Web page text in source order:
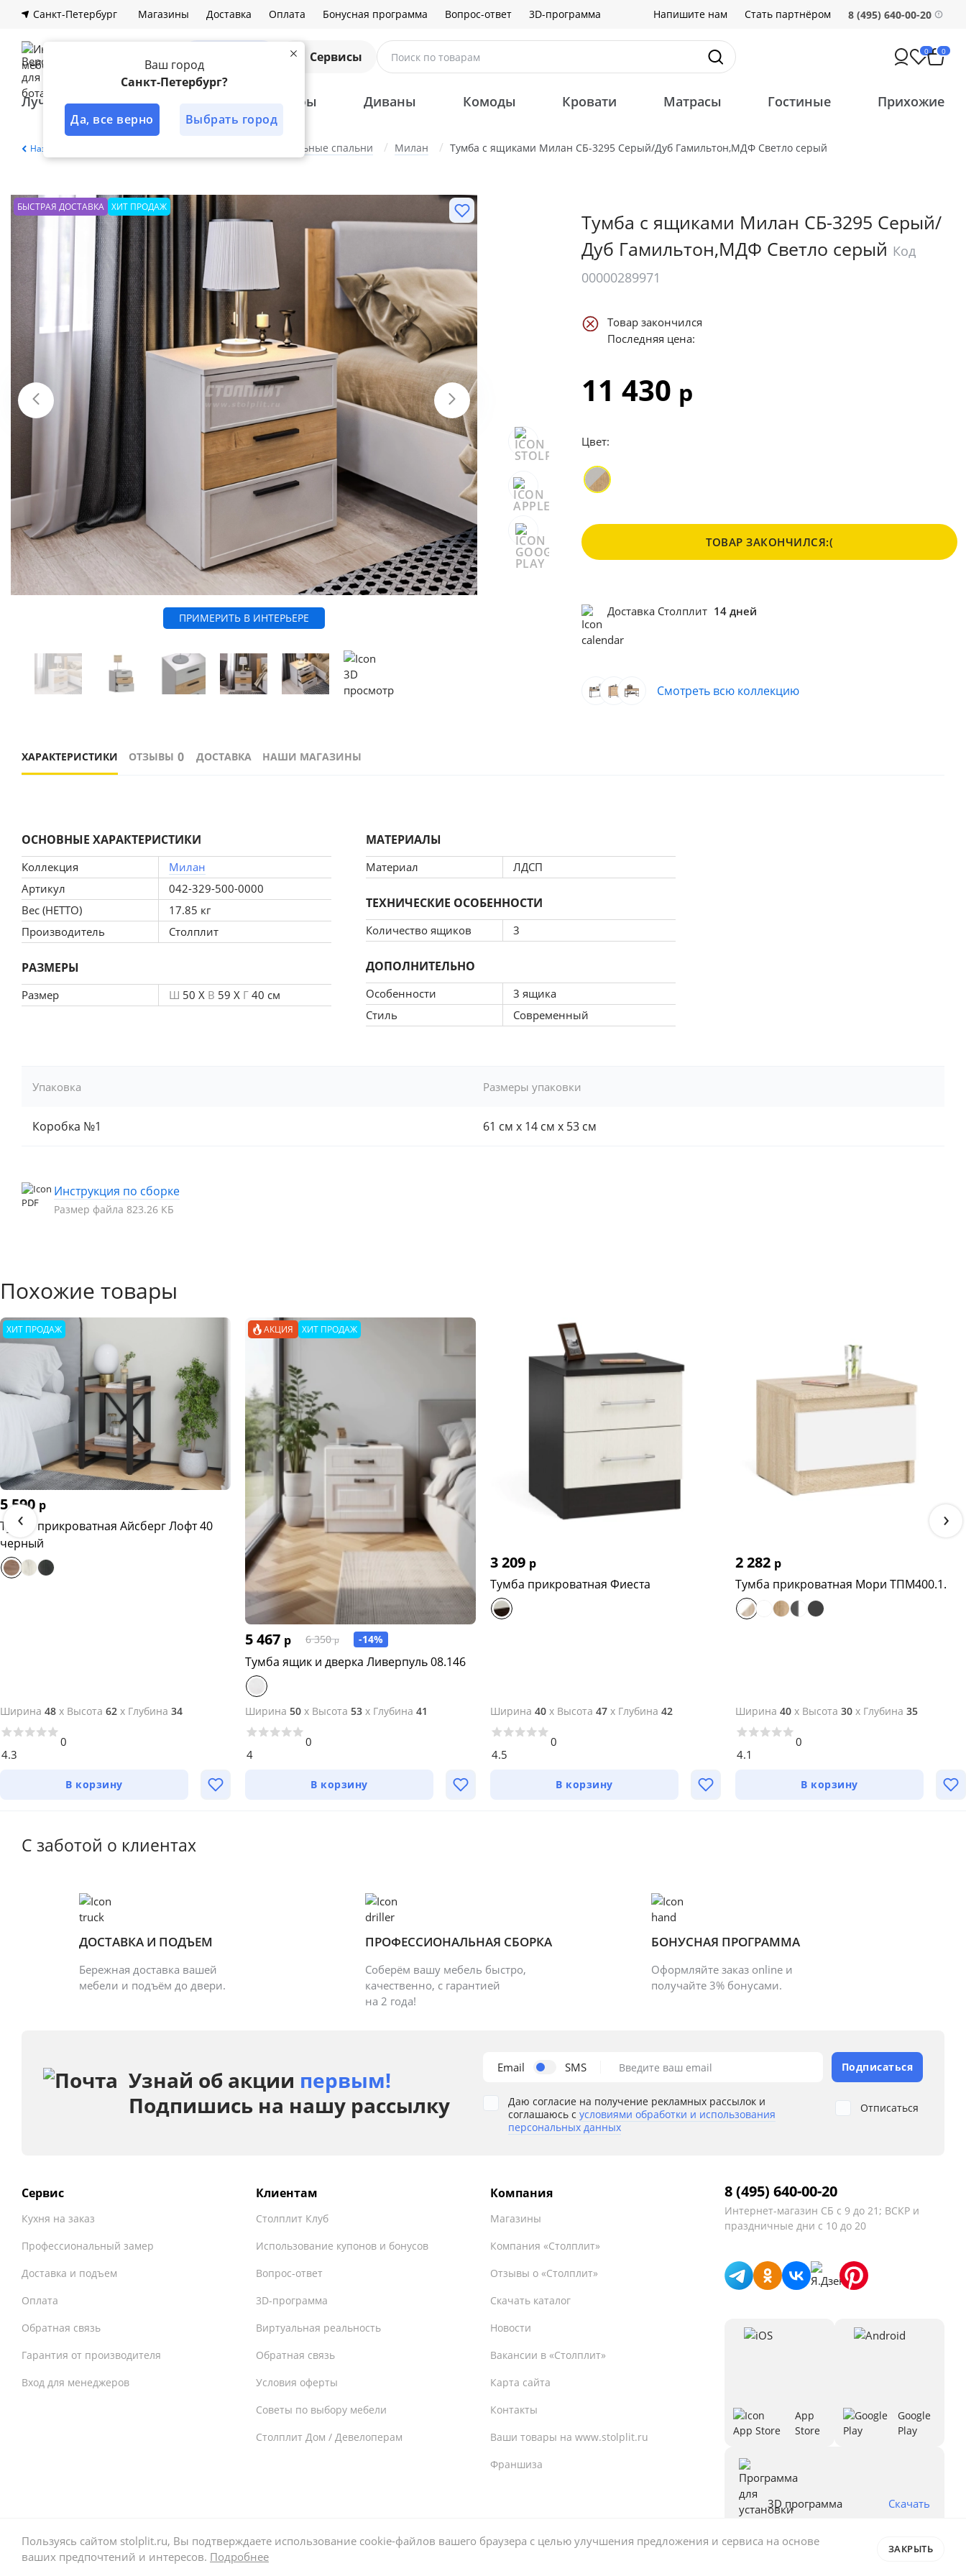
Пользуясь сайтом stolplit.ru, Вы подтверждаете использование cookie-файлов вашего браузера с целью улучшения предложения и сервиса на основе
ваших предпочтений и интересов. Подробнее
ЗАКРЫТЬ
Ваш город
Санкт-Петербург?
Да, все верно Выбрать город
Санкт-Петербург Магазины Доставка Оплата Бонусная программа Вопрос-ответ 3D-программа Напишите нам Стать партнёром 8 (495) 640-00-20
Сервисы Поиск по товарам 0 0
Лучшее решение Шкафы Диваны Комоды Кровати Матрасы Гостиные Прихожие
Назад Модульные cпальни Милан Тумба с ящиками Милан СБ-3295 Серый/Дуб Гамильтон,МДФ Светло серый
БЫСТРАЯ ДОСТАВКА ХИТ ПРОДАЖ
ПРИМЕРИТЬ В ИНТЕРЬЕРЕ
Тумба с ящиками Милан СБ-3295 Серый/
Дуб Гамильтон,МДФ Светло серый Код
00000289971
Товар закончился
Последняя цена:
11 430 р
Цвет:
ТОВАР ЗАКОНЧИЛСЯ:(
Доставка Столплит 14 дней
Смотреть всю коллекцию
ХАРАКТЕРИСТИКИ ОТЗЫВЫ 0 ДОСТАВКА НАШИ МАГАЗИНЫ
ОСНОВНЫЕ ХАРАКТЕРИСТИКИ
Коллекция
Милан
Артикул
042-329-500-0000
Вес (НЕТТО)
17.85 кг
Производитель
Столплит
РАЗМЕРЫ
Размер Ш 50 X В 59 X Г 40 см
МАТЕРИАЛЫ
Материал ЛДСП
ТЕХНИЧЕСКИЕ ОСОБЕННОСТИ
Количество ящиков 3
ДОПОЛНИТЕЛЬНО
Особенности
3 ящика
Стиль
Современный
Упаковка Размеры упаковки
Коробка №1 61 см x 14 см x 53 см
Инструкция по сборке
Размер файла 823.26 КБ
Похожие товары
ХИТ ПРОДАЖ
5 590 р
Тумба прикроватная Айсберг Лофт 40
черный
Ширина 48 x Высота 62 x Глубина 34
4.3
0
В корзину
АКЦИЯ ХИТ ПРОДАЖ
5 467 р 6 350 р -14%
Тумба ящик и дверка Ливерпуль 08.146
Ширина 50 x Высота 53 x Глубина 41
4
0
В корзину
3 209 р
Тумба прикроватная Фиеста
Ширина 40 x Высота 47 x Глубина 42
4.5
0
В корзину
2 282 р
Tумба прикроватная Мори ТПМ400.1.
Ширина 40 x Высота 30 x Глубина 35
4.1
0
В корзину
‹ ›
С заботой о клиентах
ДОСТАВКА И ПОДЪЕМ
Бережная доставка вашей
мебели и подъём до двери.
ПРОФЕССИОНАЛЬНАЯ СБОРКА
Соберём вашу мебель быстро,
качественно, с гарантией
на 2 года!
БОНУСНАЯ ПРОГРАММА
Оформляйте заказ online и
получайте 3% бонусами.
Узнай об акции первым!
Подпишись на нашу рассылку
Email SMS Введите ваш email Подписаться
Даю согласие на получение рекламных рассылок и
соглашаюсь с условиями обработки и использования
персональных данных
Отписаться
Сервис
Кухня на заказ
Профессиональный замер
Доставка и подъем
Оплата
Обратная связь
Гарантия от производителя
Вход для менеджеров
Клиентам
Столплит Клуб
Использование купонов и бонусов
Вопрос-ответ
3D-программа
Виртуальная реальность
Обратная связь
Условия оферты
Советы по выбору мебели
Столплит Дом / Девелоперам
Компания
Магазины
Компания «Столплит»
Отзывы о «Столплит»
Скачать каталог
Новости
Вакансии в «Столплит»
Карта сайта
Контакты
Ваши товары на www.stolplit.ru
Франшиза
8 (495) 640-00-20
Интернет-магазин СБ с 9 до 21; ВСКР и
праздничные дни с 10 до 20
App
Store
Google
Play
3D программа Скачать